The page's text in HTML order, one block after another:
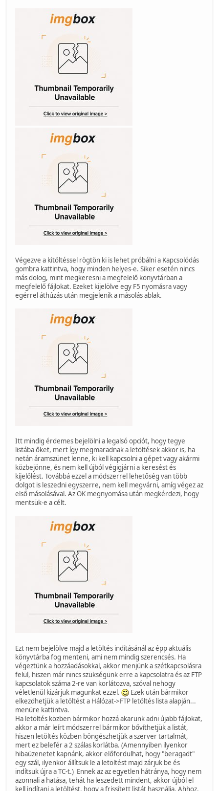
Végezve a kitöltéssel rögtön ki is lehet próbálni a Kapcsolódás
gombra kattintva, hogy minden helyes-e. Siker esetén nincs
más dolog, mint megkeresni a megfelelő könyvtárban a
megfelelő fájlokat. Ezeket kijelölve egy F5 nyomásra vagy
egérrel áthúzás után megjelenik a másolás ablak.
Itt mindig érdemes bejelölni a legalsó opciót, hogy tegye
listába őket, mert így megmaradnak a letöltések akkor is, ha
netán áramszünet lenne, ki kell kapcsolni a gépet vagy akármi
közbejönne, és nem kell újból végigjárni a keresést és
kijelölést. Továbbá ezzel a módszerrel lehetőség van több
dolgot is leszedni egyszerre, nem kell megvárni, amíg végez az
első másolásával. Az OK megnyomása után megkérdezi, hogy
mentsük-e a célt.
Ezt nem bejelölve majd a letöltés indításánál az épp aktuális
könyvtárba fog menteni, ami nem mindig szerencsés. Ha
végeztünk a hozzáadásokkal, akkor menjünk a szétkapcsolásra
felül, hiszen már nincs szükségünk erre a kapcsolatra és az FTP
kapcsolatok száma 2-re van korlátozva, szóval nehogy
véletlenül kizárjuk magunkat ezzel.
Ezek után bármikor
elkezdhetjük a letöltést a Hálózat->FTP letöltés lista alapján...
menüre kattintva.
Ha letöltés közben bármikor hozzá akarunk adni újabb fájlokat,
akkor a már leírt módszerrel bármikor bővíthetjük a listát,
hiszen letöltés közben böngészhetjük a szerver tartalmát,
mert ez belefér a 2 szálas korlátba. (Amennyiben ilyenkor
hibaüzenetet kapnánk, akkor előfordulhat, hogy "beragadt"
egy szál, ilyenkor állítsuk le a letöltést majd zárjuk be és
indítsuk újra a TC-t.) Ennek az az egyetlen hátránya, hogy nem
azonnali a hatása, tehát ha leszedett mindent, akkor újból el
kell indítani a letöltést, hogy a frissített listát használja. Ahhoz,